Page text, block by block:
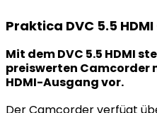
Praktica DVC 5.5
Mit dem DVC 5.5 HDMI
preiswerten Camcorder
HDMI-Ausgang vor.